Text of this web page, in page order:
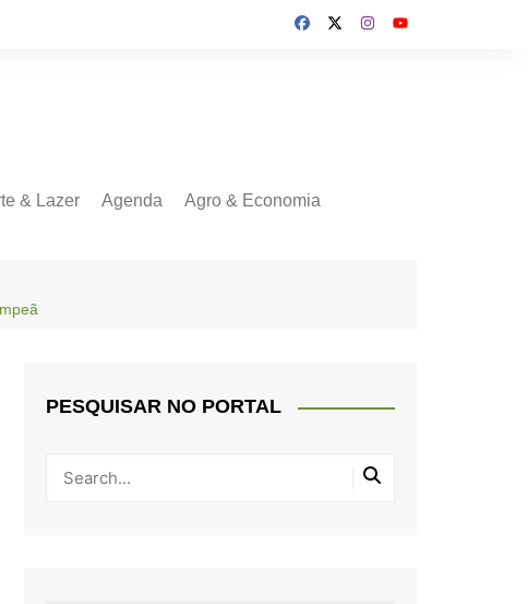
& Lazer Agenda Agro & Economia
PESQUISAR NO PORTAL